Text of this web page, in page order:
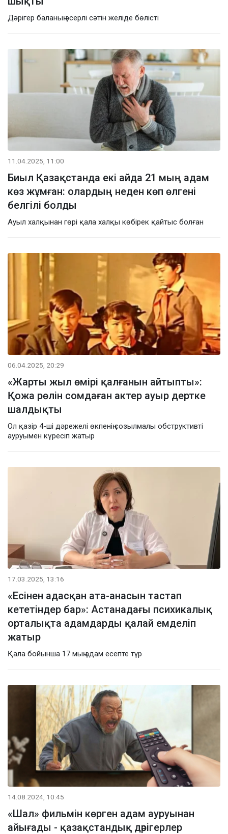
Дәрігер баланың әсерлі сәтін желіде бөлісті
11.04.2025, 11:00
Биыл Қазақстанда екі айда 21 мың адам
көз жұмған: олардың неден көп өлгені
белгілі болды
Ауыл халқынан гөрі қала халқы көбірек қайтыс болған
06.04.2025, 20:29
«Жарты жыл өмірі қалғанын айтыпты»:
Қожа рөлін сомдаған актер ауыр дертке
шалдықты
Ол қазір 4-ші дәрежелі өкпенің созылмалы обструктивті
ауруымен күресіп жатыр
17.03.2025, 13:16
«Есінен адасқан ата-анасын тастап
кететіндер бар»: Астанадағы психикалық
орталықта адамдарды қалай емделіп
жатыр
Қала бойынша 17 мың адам есепте тұр
14.08.2024, 10:45
«Шал» фильмін көрген адам ауруынан
айығады - қазақстандық дәрігерлер